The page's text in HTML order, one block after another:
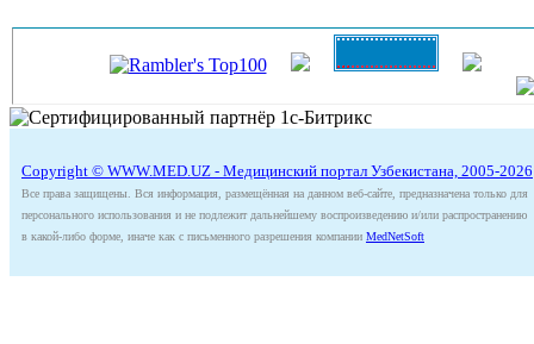
Copyright © WWW.MED.UZ - Медицинский портал Узбекистана, 2005-2026
Все права защищены. Вся информация, размещённая на данном веб-сайте, предназначена только для
персонального использования и не подлежит дальнейшему воспроизведению и/или распространению
в какой-либо форме, иначе как с письменного разрешения компании MedNetSoft